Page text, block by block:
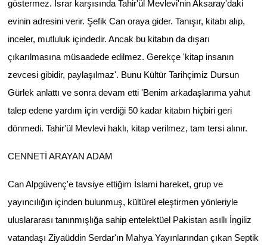
göstermez. Israr karşısında Tahir'ül Mevlevi'nin Aksaray'daki
evinin adresini verir. Şefik Can oraya gider. Tanışır, kitabı alıp,
inceler, mutluluk içindedir. Ancak bu kitabın da dışarı
çıkarılmasına müsaadede edilmez. Gerekçe 'kitap insanın
zevcesi gibidir, paylaşılmaz'. Bunu Kültür Tarihçimiz Dursun
Gürlek anlattı ve sonra devam etti 'Benim arkadaşlarıma yahut
talep edene yardım için verdiği 50 kadar kitabın hiçbiri geri
dönmedi. Tahir'ül Mevlevi haklı, kitap verilmez, tam tersi alınır.
CENNETİ ARAYAN ADAM
Can Alpgüvenç'e tavsiye ettiğim İslami hareket, grup ve
yayıncılığın içinden bulunmuş, kültürel eleştirmen yönleriyle
uluslararası tanınmışlığa sahip entelektüel Pakistan asıllı İngiliz
vatandaşı Ziyaüddin Serdar'ın Mahya Yayınlarından çıkan Septik